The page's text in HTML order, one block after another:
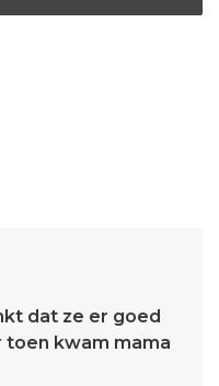
dat ze er goed
toen kwam mama